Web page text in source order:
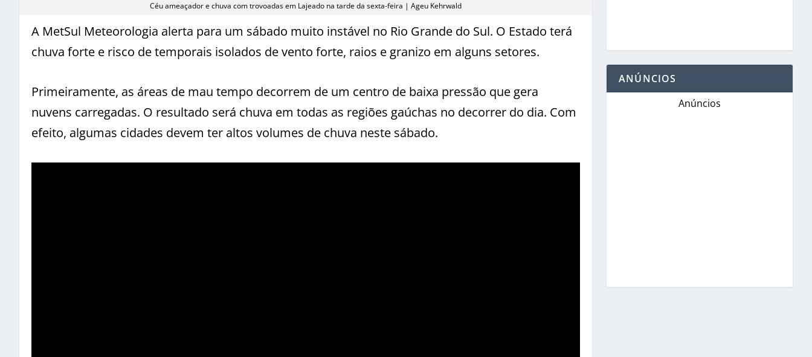
Céu ameaçador e chuva com trovoadas em Lajeado na tarde da sexta-feira | Ageu Kehrwald
A MetSul Meteorologia alerta para um sábado muito instável no Rio Grande do Sul. O Estado terá
chuva forte e risco de temporais isolados de vento forte, raios e granizo em alguns setores.
Primeiramente, as áreas de mau tempo decorrem de um centro de baixa pressão que gera
nuvens carregadas. O resultado será chuva em todas as regiões gaúchas no decorrer do dia. Com
efeito, algumas cidades devem ter altos volumes de chuva neste sábado.
ANÚNCIOS
Anúncios